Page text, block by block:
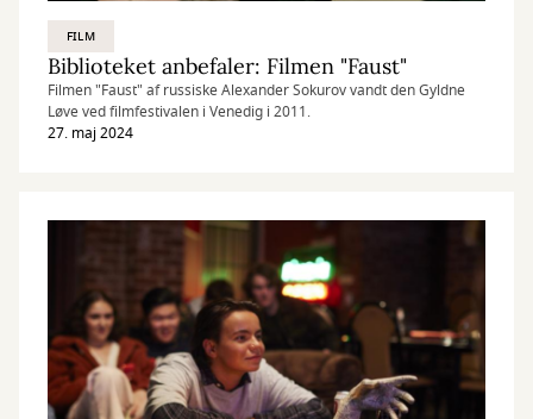
FILM
Biblioteket anbefaler: Filmen "Faust"
Filmen "Faust" af russiske Alexander Sokurov vandt den Gyldne
Løve ved filmfestivalen i Venedig i 2011.
27. maj 2024